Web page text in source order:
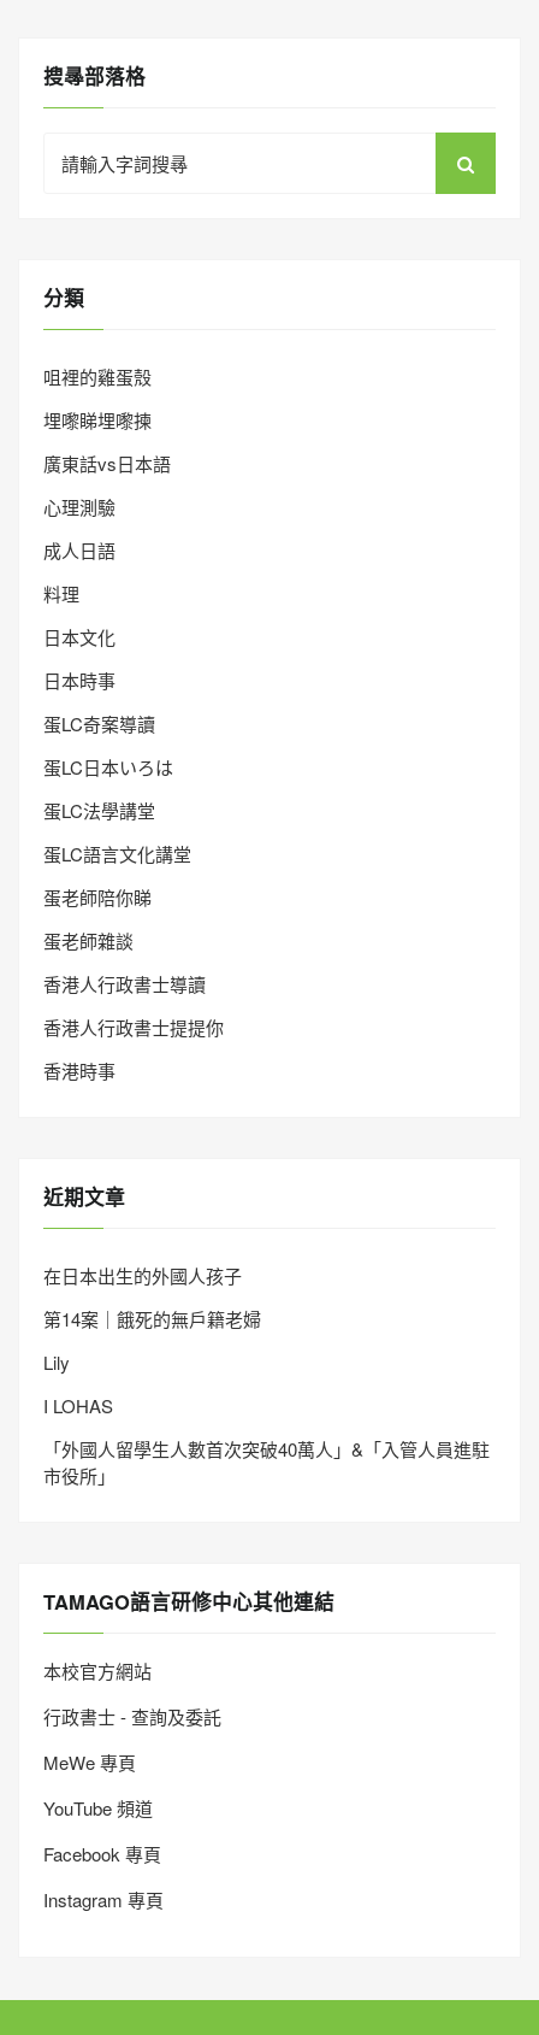
搜㝷部落格
for:
分類
咀裡的雞蛋殼
埋嚟睇埋嚟揀
廣東話vs日本語
心理測驗
成人日語
料理
日本文化
日本時事
蛋LC奇案導讀
蛋LC日本いろは
蛋LC法學講堂
蛋LC語言文化講堂
蛋老師陪你睇
蛋老師雜談
香港人行政書士導讀
香港人行政書士提提你
香港時事
近期文章
在日本出生的外國人孩子
第14案｜餓死的無戶籍老婦
Lily
I LOHAS
「外國人留學生人數首次突破40萬人」&「入管人員進駐
市役所」
TAMAGO語言研修中心其他連結
本校官方網站
行政書士 - 查詢及委託
MeWe 專頁
YouTube 頻道
Facebook 專頁
Instagram 專頁